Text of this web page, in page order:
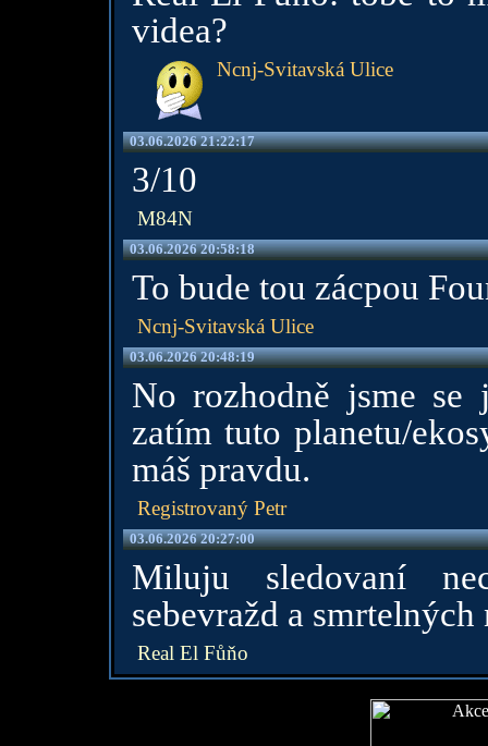
videa?
Ncnj-Svitavská Ulice
03.06.2026 21:22:17
3/10
M84N
03.06.2026 20:58:18
To bude tou zácpou
Ncnj-Svitavská Ulice
03.06.2026 20:48:19
No rozhodně jsme
zatím tuto planetu/
máš pravdu.
Registrovaný Petr
03.06.2026 20:27:00
Miluju sledovaní
sebevražd a smrtelných
Real El Fůňo